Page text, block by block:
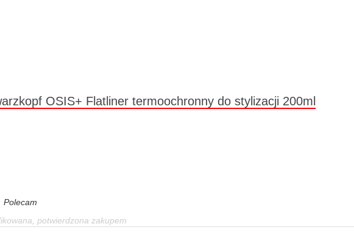
OSIS+ Flatliner termoochronny do stylizacji 200ml
Polecam
potwierdzona zakupem